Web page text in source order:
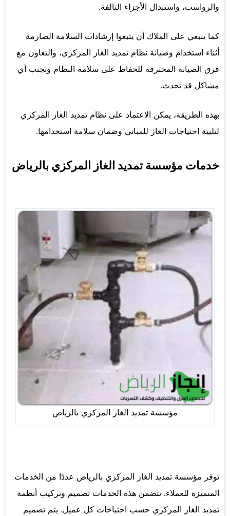
والرواسب، واستبدال الأجزاء التالفة.
كما ينبغي على الملاك أن يتبعوا إرشادات السلامة الصارمة
أثناء استخدام وصيانة نظام تمديد الغاز المركزي، والتعاون مع
فرق الصيانة المحترفة للحفاظ على سلامة النظام وتجنب أي
مشاكل قد تحدث.
بهذه الطريقة، يمكن الاعتماد على نظام تمديد الغاز المركزي
لتلبية احتياجات الغاز للمباني وضمان سلامة استخدامها.
خدمات مؤسسة تمديد الغاز المركزي بالرياض
مؤسسة تمديد الغاز المركزي بالرياض
توفر مؤسسة تمديد الغاز المركزي بالرياض عددًا من الخدمات
المتميزة للعملاء. تتضمن هذه الخدمات تصميم وتركيب أنظمة
تمديد الغاز المركزي حسب احتياجات كل عميل. يتم تصميم